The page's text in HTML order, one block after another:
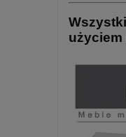
użyciem